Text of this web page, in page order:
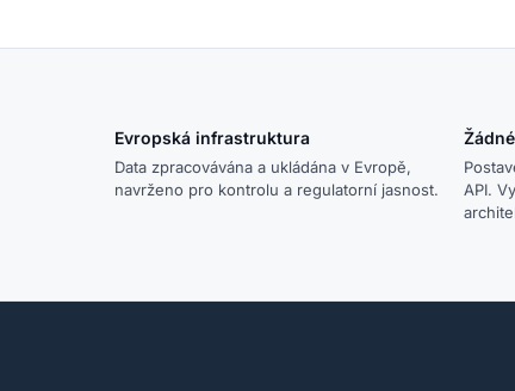
Evropská infrastruktura
Data zpracovávána a ukládána v Evropě,
navrženo pro kontrolu a regulatorní jasnost.
API.